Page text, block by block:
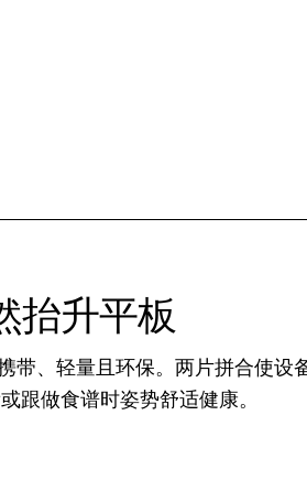
抬升平板
带、轻量且环保。两片拼合使设
跟做食谱时姿势舒适健康。